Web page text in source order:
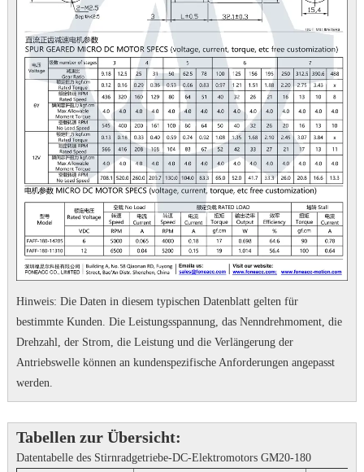
Hinweis: Die Daten in diesem typischen Datenblatt gelten für
bestimmte Kunden. Die Leistungsspannung, das Nenndrehmoment, die
Drehzahl, der Strom, die Leistung und die Verlängerung der
Antriebswelle können an kundenspezifische Anforderungen angepasst
werden.
Tabellen zur Übersicht:
Datentabelle des Stirnradgetriebe-DC-Elektromotors GM20-180